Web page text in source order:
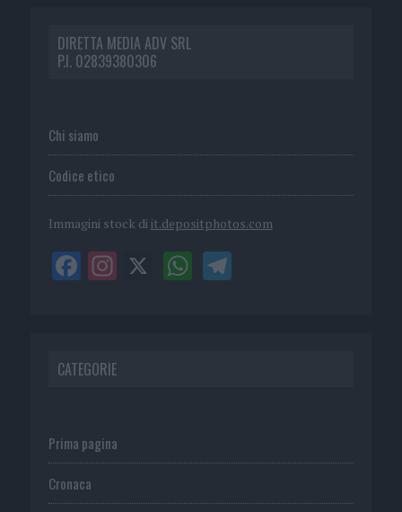
DIRETTA MEDIA ADV SRL
P.I. 02839380306
Chi siamo
Codice etico
Immagini stock di it.depositphotos.com
CATEGORIE
Prima pagina
Cronaca